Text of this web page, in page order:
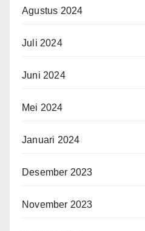
Agustus 2024
Juli 2024
Juni 2024
Mei 2024
Januari 2024
Desember 2023
November 2023